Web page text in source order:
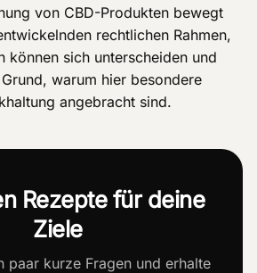
von CBD-Produkten bewegt
rechtlichen Rahmen,
können sich unterscheiden und
warum hier besondere
angebracht sind.
Rezepte für deine
Ziele
paar kurze Fragen und erhalte